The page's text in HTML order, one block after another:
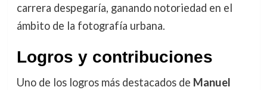
carrera despegaría, ganando notoriedad en el
ámbito de la fotografía urbana.
Logros y contribuciones
Uno de los logros más destacados de Manuel